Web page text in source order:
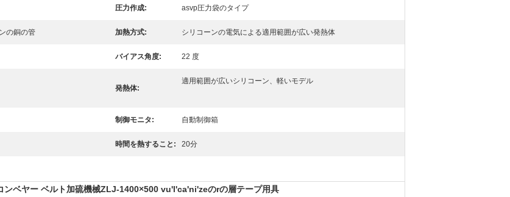
圧力作成: asvp圧力袋のタイプ
の銅の管 加熱方式: シリコーンの電気による適用範囲が広い発熱体
バイアス角度: 22 度
発熱体:
適用範囲が広いシリコーン、軽いモデル
制御モニタ: 自動制御箱
時間を熱すること: 20分
ンベヤー ベルト加硫機械ZLJ-1400×500 vu'l'ca'ni'zeのrの層テープ用具